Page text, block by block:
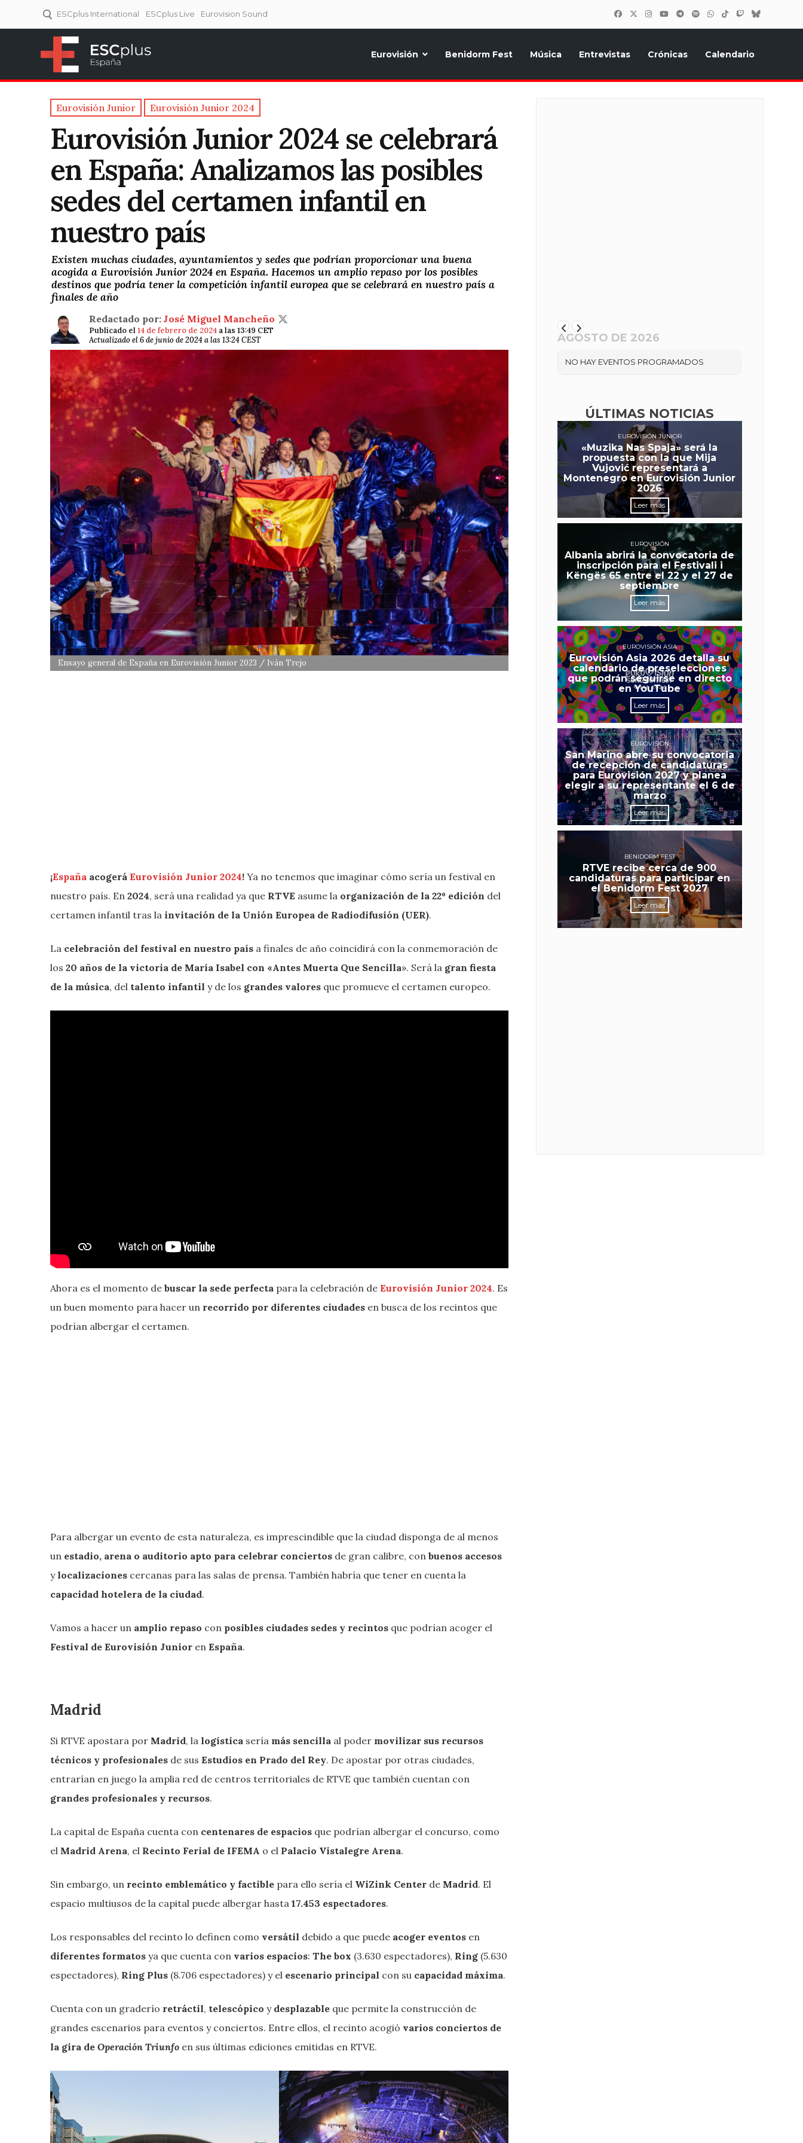
ESCplus International ESCplus Live Eurovision Sound
Eurovisión Benidorm Fest Música Entrevistas Crónicas Calendario
Eurovisión Junior Eurovisión Junior 2024
Eurovisión Junior 2024 se celebrará
en España: Analizamos las posibles
sedes del certamen infantil en
nuestro país
Existen muchas ciudades, ayuntamientos y sedes que podrían proporcionar una buena
acogida a Eurovisión Junior 2024 en España. Hacemos un amplio repaso por los posibles
destinos que podría tener la competición infantil europea que se celebrará en nuestro país a
finales de año
Redactado por: José Miguel Mancheño
Publicado el14 de febrero de 2024 a las 13:49 CET
Actualizado el 6 de junio de 2024 a las 13:24 CEST
Ensayo general de España en Eurovisión Junior 2023 / Iván Trejo
¡España acogerá Eurovisión Junior 2024! Ya no tenemos que imaginar cómo sería un festival en
nuestro país. En 2024, será una realidad ya que RTVE asume la organización de la 22º edición del
certamen infantil tras la invitación de la Unión Europea de Radiodifusión (UER).
La celebración del festival en nuestro país a finales de año coincidirá con la conmemoración de
los 20 años de la victoria de María Isabel con «Antes Muerta Que Sencilla». Será la gran fiesta
de la música, del talento infantil y de los grandes valores que promueve el certamen europeo.
Ahora es el momento de buscar la sede perfecta para la celebración de Eurovisión Junior 2024. Es
un buen momento para hacer un recorrido por diferentes ciudades en busca de los recintos que
podrían albergar el certamen.
Para albergar un evento de esta naturaleza, es imprescindible que la ciudad disponga de al menos
un estadio, arena o auditorio apto para celebrar conciertos de gran calibre, con buenos accesos
ylocalizaciones cercanas para las salas de prensa. También habría que tener en cuenta la
capacidad hotelera de la ciudad.
Vamos a hacer un amplio repaso con posibles ciudades sedes y recintos que podrían acoger el
Festival de Eurovisión Junior en España.
Madrid
Si RTVE apostara por Madrid, la logística sería más sencilla al poder movilizar sus recursos
técnicos y profesionales de sus Estudios en Prado del Rey. De apostar por otras ciudades,
entrarían en juego la amplia red de centros territoriales de RTVE que también cuentan con
grandes profesionales y recursos.
La capital de España cuenta con centenares de espacios que podrían albergar el concurso, como
el Madrid Arena, el Recinto Ferial de IFEMA o el Palacio Vistalegre Arena.
Sin embargo, un recinto emblemático y factible para ello sería el WiZink Center de Madrid. El
espacio multiusos de la capital puede albergar hasta 17.453 espectadores.
Los responsables del recinto lo definen como versátil debido a que puede acoger eventos en
diferentes formatos ya que cuenta con varios espacios: The box (3.630 espectadores), Ring (5.630
espectadores), Ring Plus (8.706 espectadores) y el escenario principal con su capacidad máxima.
Cuenta con un graderío retráctil, telescópico y desplazable que permite la construcción de
grandes escenarios para eventos y conciertos. Entre ellos, el recinto acogió varios conciertos de
la gira de Operación Triunfo en sus últimas ediciones emitidas en RTVE.
AGOSTO DE 2026
NO HAY EVENTOS PROGRAMADOS
ÚLTIMAS NOTICIAS
EUROVISIÓN JUNIOR
«Muzika Nas Spaja» será la
propuesta con la que Mija
Vujović representará a
Montenegro en Eurovisión Junior
2026
Leer más
EUROVISIÓN
Albania abrirá la convocatoria de
inscripción para el Festivali i
Këngës 65 entre el 22 y el 27 de
septiembre
Leer más
EUROVISIÓN ASIA
Eurovisión Asia 2026 detalla su
calendario de preselecciones
que podrán seguirse en directo
en YouTube
Leer más
EUROVISIÓN
San Marino abre su convocatoria
de recepción de candidaturas
para Eurovisión 2027 y planea
elegir a su representante el 6 de
marzo
Leer más
BENIDORM FEST
RTVE recibe cerca de 900
candidaturas para participar en
el Benidorm Fest 2027
Leer más